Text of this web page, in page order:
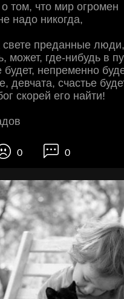
том, что мир огромен
надо никогда,
свете преданные люди,
может, где-нибудь в
будет, непременно
девчата, счастье
скорей его найти!
0 0